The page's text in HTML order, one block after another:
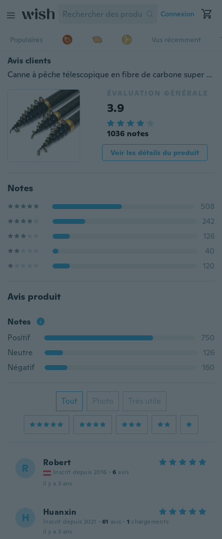
Connexion
Populaires Vus récemment
Avis clients
Canne à pêche télescopique en fibre de carbone super dure 3.6m 4.5m 5.4m 5.4m 6.3m Canne à pêche ultralégère
ÉVALUATION GÉNÉRALE
3.9
1036 notes
Voir les détails du produit
Notes
508
242
126
40
120
Avis produit
Notes
Positif
750
Neutre
126
Négatif
160
Tout Photo Très utile
R Robert
Inscrit depuis 2016 · 6 avis
il y a 3 ans
H Huanxin
Inscrit depuis 2021 · 61 avis · 1 chargements
il y a 3 ans